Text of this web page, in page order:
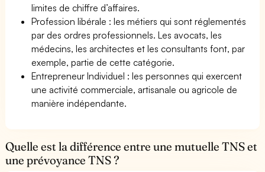
limites de chiffre d’affaires.
Profession libérale : les métiers qui sont réglementés
par des ordres professionnels. Les avocats, les
médecins, les architectes et les consultants font, par
exemple, partie de cette catégorie.
Entrepreneur Individuel : les personnes qui exercent
une activité commerciale, artisanale ou agricole de
manière indépendante.
Quelle est la différence entre une mutuelle TNS et
une prévoyance TNS ?